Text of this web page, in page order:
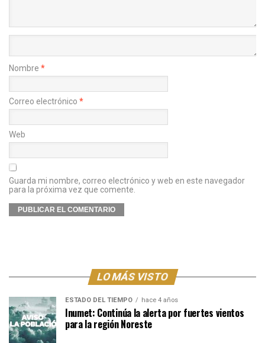
Nombre *
Correo electrónico *
Web
Guarda mi nombre, correo electrónico y web en este navegador
para la próxima vez que comente.
LO MÁS VISTO
ESTADO DEL TIEMPO hace 4 años
Inumet: Continúa la alerta por fuertes vientos
para la región Noreste